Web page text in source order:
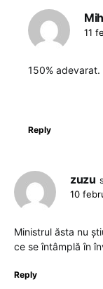
11
150%
Reply
zuzu
10
Ministrul ăsta nu
ce se întâmplă în
Reply